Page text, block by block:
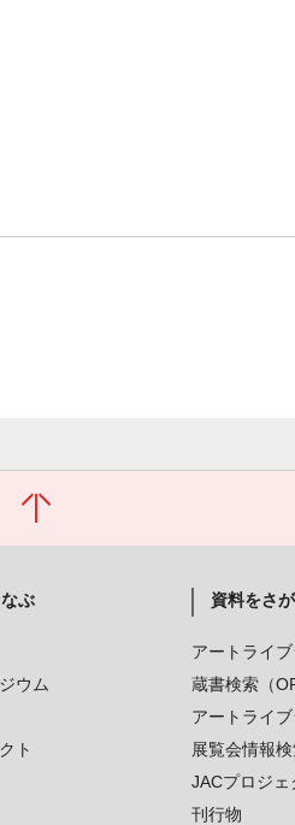
ぶ
ウム
ト
資料をさ
アートライ
蔵書検索（
アートライ
展覧会情報
JACプロジェ
刊行物